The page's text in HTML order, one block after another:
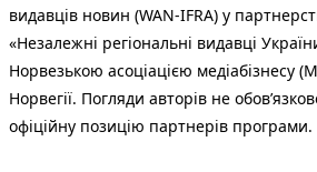
видавців новин (WAN-IFRA) у
«Незалежні регіональні видавці
Норвезькою асоціацією медіабізнесу
Норвегії. Погляди авторів не
офіційну позицію партнерів програми.